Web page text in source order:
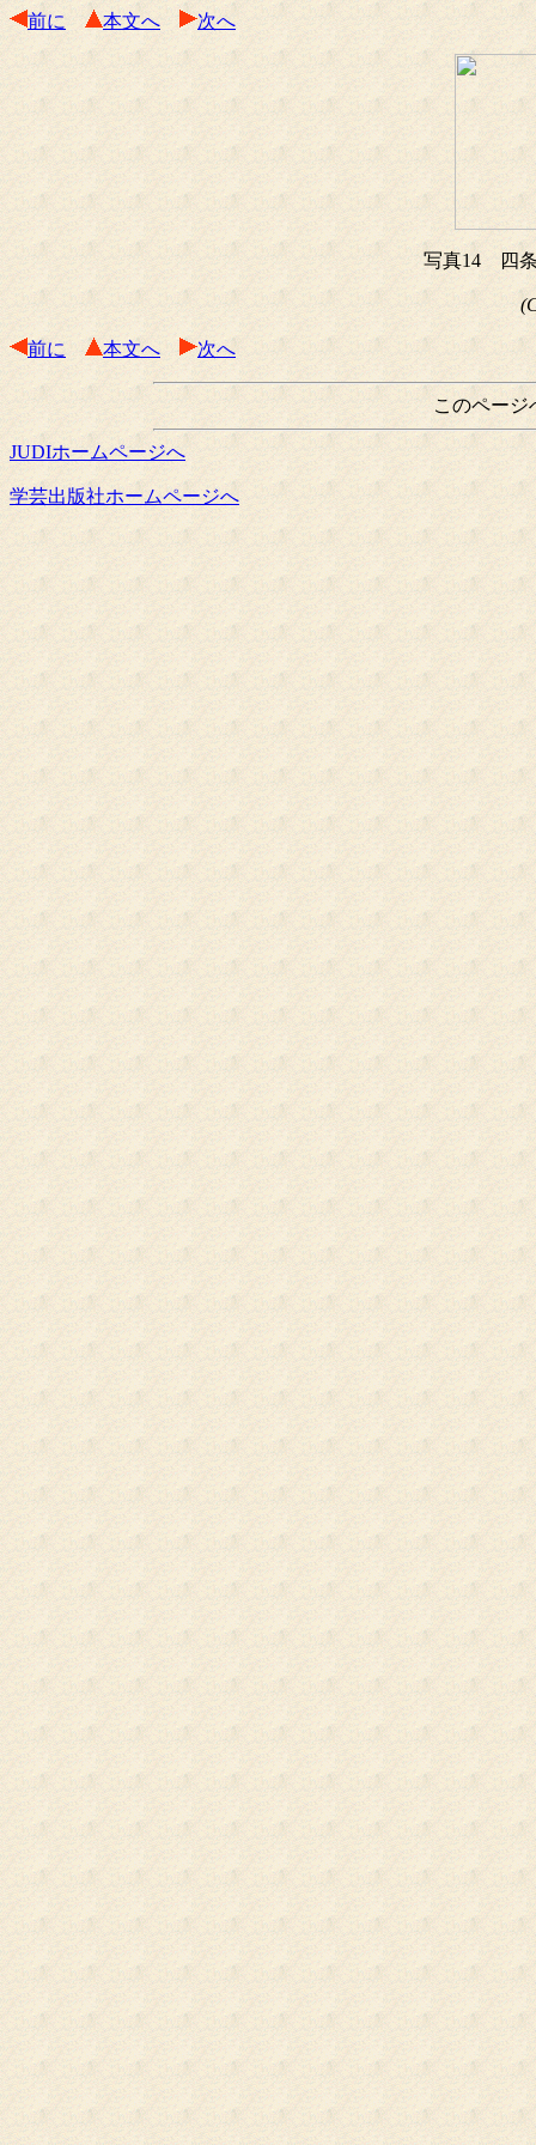
前に 本文へ 次へ
写真14 四
前に 本文へ 次へ
このページ
JUDIホームページへ
学芸出版社ホームページへ